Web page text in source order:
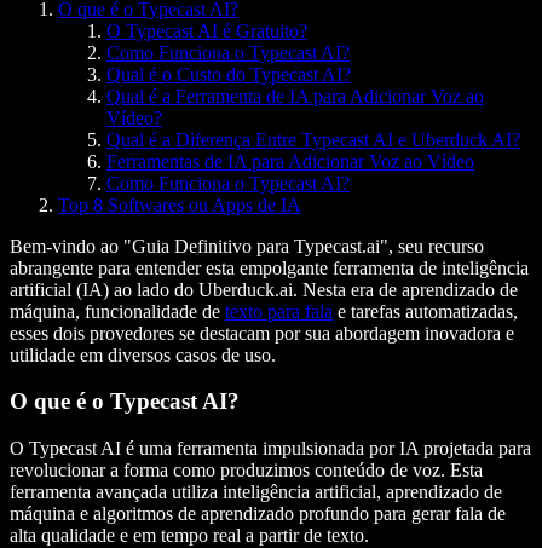
O que é o Typecast AI?
O Typecast AI é Gratuito?
Como Funciona o Typecast AI?
Qual é o Custo do Typecast AI?
Qual é a Ferramenta de IA para Adicionar Voz ao
Vídeo?
Qual é a Diferença Entre Typecast AI e Uberduck AI?
Ferramentas de IA para Adicionar Voz ao Vídeo
Como Funciona o Typecast AI?
Top 8 Softwares ou Apps de IA
Bem-vindo ao "Guia Definitivo para Typecast.ai", seu recurso
abrangente para entender esta empolgante ferramenta de inteligência
artificial (IA) ao lado do Uberduck.ai. Nesta era de aprendizado de
máquina, funcionalidade de texto para fala e tarefas automatizadas,
esses dois provedores se destacam por sua abordagem inovadora e
utilidade em diversos casos de uso.
O que é o Typecast AI?
O Typecast AI é uma ferramenta impulsionada por IA projetada para
revolucionar a forma como produzimos conteúdo de voz. Esta
ferramenta avançada utiliza inteligência artificial, aprendizado de
máquina e algoritmos de aprendizado profundo para gerar fala de
alta qualidade e em tempo real a partir de texto.